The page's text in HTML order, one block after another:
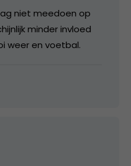
niet meedoen op
minder invloed
weer en voetbal.